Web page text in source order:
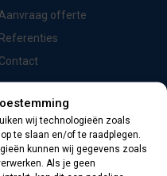
wij technologieën zoals
te slaan en/of te raadplegen.
kunnen wij gegevens zoals
Als je geen
Aanvraag offerte
Referenties
Contact